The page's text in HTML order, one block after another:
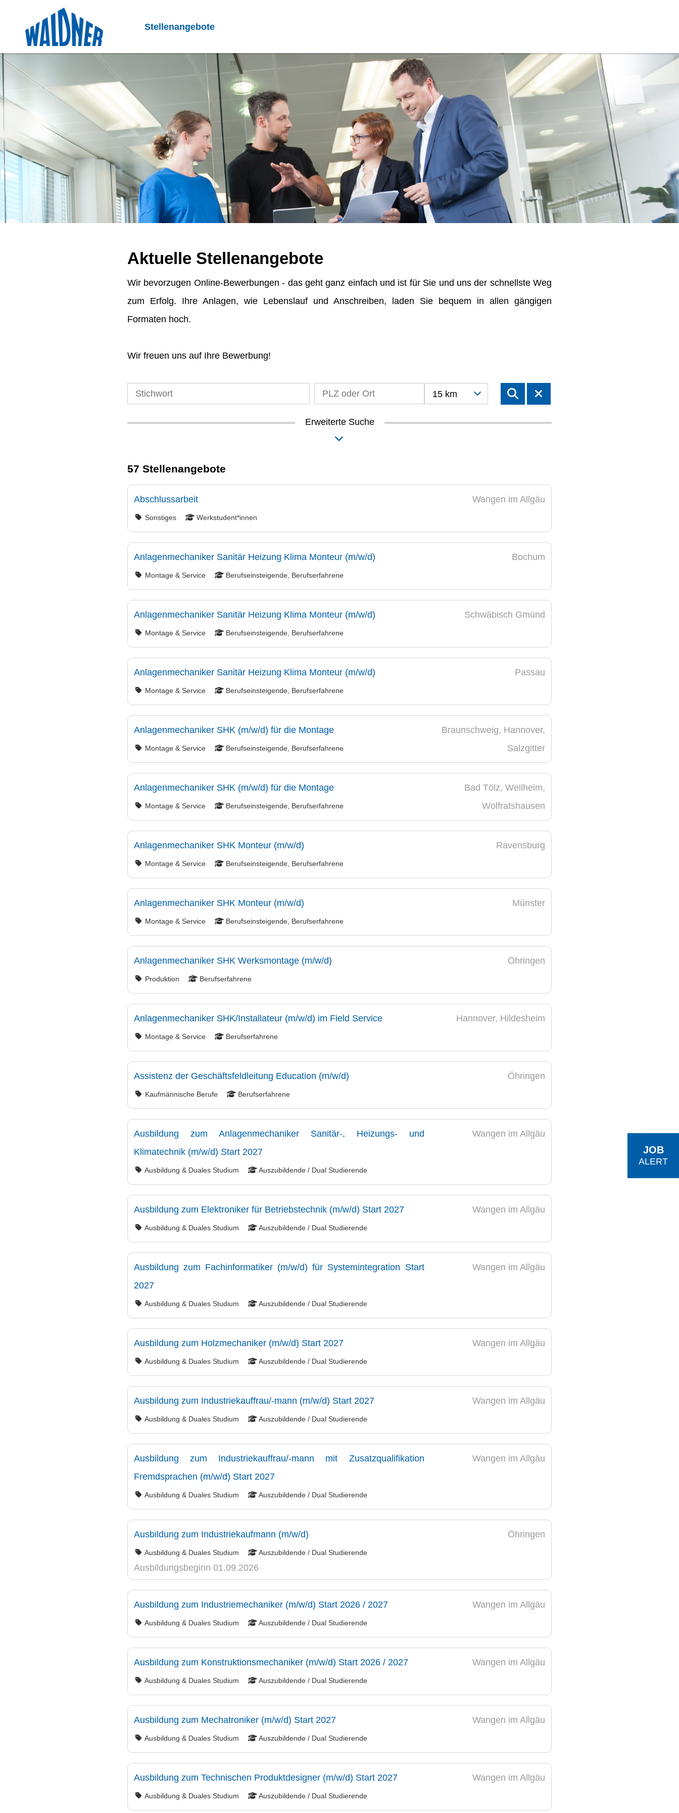
Stellenangebote
Aktuelle Stellenangebote
Wir bevorzugen Online-Bewerbungen - das geht ganz einfach und ist für Sie und uns der schnellste Weg
zum Erfolg. Ihre Anlagen, wie Lebenslauf und Anschreiben, laden Sie bequem in allen gängigen
Formaten hoch.
Wir freuen uns auf Ihre Bewerbung!
15 km
Erweiterte Suche
57 Stellenangebote
Abschlussarbeit
Sonstiges Werkstudent*innen
Wangen im Allgäu
Anlagenmechaniker Sanitär Heizung Klima Monteur (m/w/d)
Montage & Service Berufseinsteigende, Berufserfahrene
Bochum
Anlagenmechaniker Sanitär Heizung Klima Monteur (m/w/d)
Montage & Service Berufseinsteigende, Berufserfahrene
Schwäbisch Gmünd
Anlagenmechaniker Sanitär Heizung Klima Monteur (m/w/d)
Montage & Service Berufseinsteigende, Berufserfahrene
Passau
Anlagenmechaniker SHK (m/w/d) für die Montage
Montage & Service Berufseinsteigende, Berufserfahrene
Braunschweig, Hannover,
Salzgitter
Anlagenmechaniker SHK (m/w/d) für die Montage
Montage & Service Berufseinsteigende, Berufserfahrene
Bad Tölz, Weilheim,
Wolfratshausen
Anlagenmechaniker SHK Monteur (m/w/d)
Montage & Service Berufseinsteigende, Berufserfahrene
Ravensburg
Anlagenmechaniker SHK Monteur (m/w/d)
Montage & Service Berufseinsteigende, Berufserfahrene
Münster
Anlagenmechaniker SHK Werksmontage (m/w/d)
Produktion Berufserfahrene
Öhringen
Anlagenmechaniker SHK/Installateur (m/w/d) im Field Service
Montage & Service Berufserfahrene
Hannover, Hildesheim
Assistenz der Geschäftsfeldleitung Education (m/w/d)
Kaufmännische Berufe Berufserfahrene
Öhringen
Ausbildung zum Anlagenmechaniker Sanitär-, Heizungs- und
Klimatechnik (m/w/d) Start 2027
Ausbildung & Duales Studium Auszubildende / Dual Studierende
Wangen im Allgäu
Ausbildung zum Elektroniker für Betriebstechnik (m/w/d) Start 2027
Ausbildung & Duales Studium Auszubildende / Dual Studierende
Wangen im Allgäu
Ausbildung zum Fachinformatiker (m/w/d) für Systemintegration Start
2027
Ausbildung & Duales Studium Auszubildende / Dual Studierende
Wangen im Allgäu
Ausbildung zum Holzmechaniker (m/w/d) Start 2027
Ausbildung & Duales Studium Auszubildende / Dual Studierende
Wangen im Allgäu
Ausbildung zum Industriekauffrau/-mann (m/w/d) Start 2027
Ausbildung & Duales Studium Auszubildende / Dual Studierende
Wangen im Allgäu
Ausbildung zum Industriekauffrau/-mann mit Zusatzqualifikation
Fremdsprachen (m/w/d) Start 2027
Ausbildung & Duales Studium Auszubildende / Dual Studierende
Wangen im Allgäu
Ausbildung zum Industriekaufmann (m/w/d)
Ausbildung & Duales Studium Auszubildende / Dual Studierende
Ausbildungsbeginn 01.09.2026
Öhringen
Ausbildung zum Industriemechaniker (m/w/d) Start 2026 / 2027
Ausbildung & Duales Studium Auszubildende / Dual Studierende
Wangen im Allgäu
Ausbildung zum Konstruktionsmechaniker (m/w/d) Start 2026 / 2027
Ausbildung & Duales Studium Auszubildende / Dual Studierende
Wangen im Allgäu
Ausbildung zum Mechatroniker (m/w/d) Start 2027
Ausbildung & Duales Studium Auszubildende / Dual Studierende
Wangen im Allgäu
Ausbildung zum Technischen Produktdesigner (m/w/d) Start 2027
Ausbildung & Duales Studium Auszubildende / Dual Studierende
Wangen im Allgäu
JOB
ALERT